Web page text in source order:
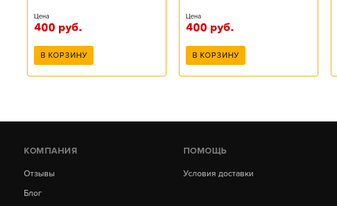
Цена
400 руб.
В КОРЗИНУ
Цена
400 руб.
В КОРЗИНУ
КОМПАНИЯ
Отзывы
Блог
ПОМОЩЬ
Условия доставки